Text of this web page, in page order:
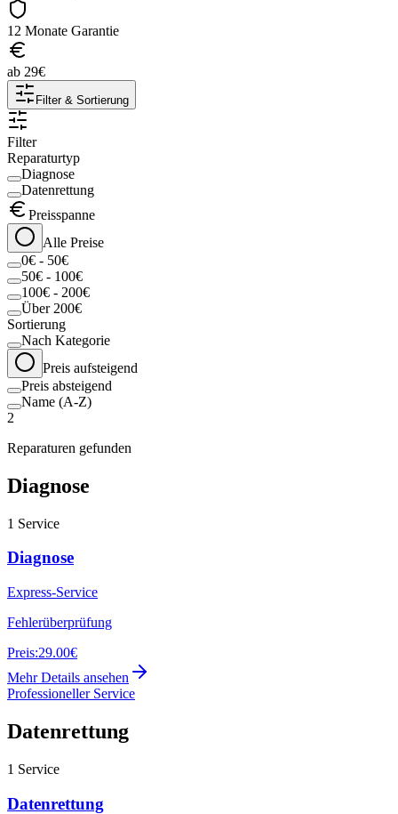
12 Monate Garantie
ab 29€
Filter & Sortierung
Filter
Reparaturtyp
Diagnose
Datenrettung
Preisspanne
Alle Preise
0€ - 50€
50€ - 100€
100€ - 200€
Über 200€
Sortierung
Nach Kategorie
Preis aufsteigend
Preis absteigend
Name (A-Z)
2
Reparaturen gefunden
Diagnose
1 Service
Diagnose
Express-Service
Fehlerüberprüfung
Preis:29.00€
Mehr Details ansehen
Professioneller Service
Datenrettung
1 Service
Datenrettung